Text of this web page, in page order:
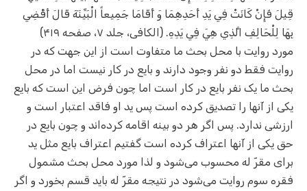
قِيلَ فَإِنْ كَانَتْ فِي يَدِ أَحَدِهِمَا وَ أَقَامَا جَمِيعاً الْبَيِّنَةَ قَالَ أَقْضِي
بِهَا لِلْحَالِفِ الَّذِي هِيَ فِي يَدِهِ. (الکافی، جلد ۷، صفحه ۴۱۹)
مورد روایت با محل بحث ما متفاوت است از این جهت که در
روایت فقط دو نفر وجود دارند و بایع در کار نیست اما در محل
بحث ما یک نفر بایع در کار است اما چون فرض این است که بایع
یکی از آنها را تصدیق کرده است پس ید او فاقد اعتبار است و
ارزشی ندارد. پس اگر هر دو بینه اقامه کرده‌اند و چون بایع در
حق یکی از آنها اعتراف کرده است گفتیم اعتراف بایع مثل ید
برای مقرّ له محسوب می‌شود و لذا مورد محل بحث مشمول
فقره سوم روایت می‌شود در نتیجه مقرّ له باید قسم بخورد و اگر